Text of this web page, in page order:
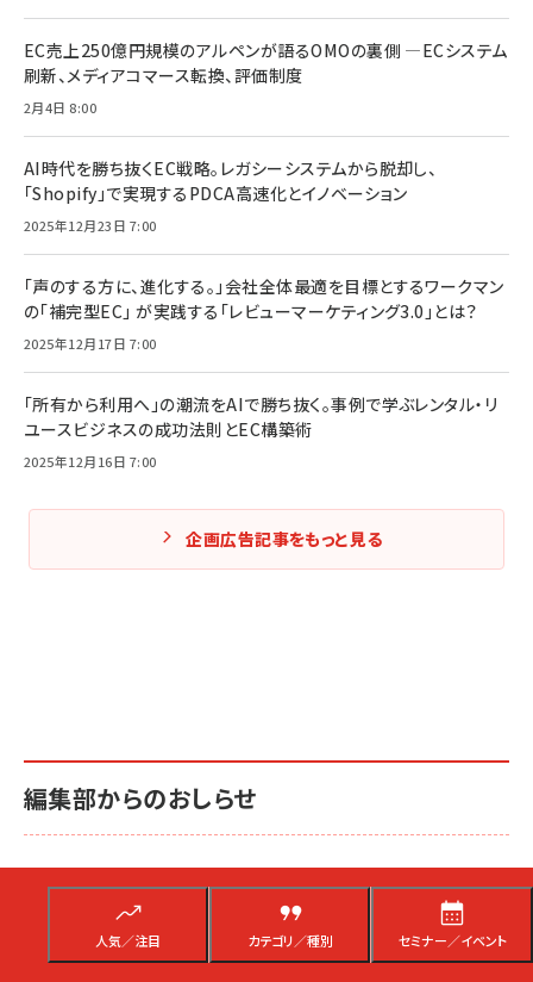
人気／注目 カテゴリ／種別 セミナー／イベント
EC売上250億円規模のアルペンが語るOMOの裏側 ―ECシステム
刷新、メディアコマース転換、評価制度
2月4日 8:00
AI時代を勝ち抜くEC戦略。レガシーシステムから脱却し、
「Shopify」で実現するPDCA高速化とイノベーション
2025年12月23日 7:00
「声のする方に、進化する。」会社全体最適を目標とするワークマン
の「補完型EC」 が実践する「レビューマーケティング3.0」とは？
2025年12月17日 7:00
「所有から利用へ」の潮流をAIで勝ち抜く。事例で学ぶレンタル・リ
ユースビジネスの成功法則とEC構築術
2025年12月16日 7:00
企画広告記事をもっと見る
編集部からのおしらせ
エージェンティックコマースへの備え、売上拡大と効率化を実現す